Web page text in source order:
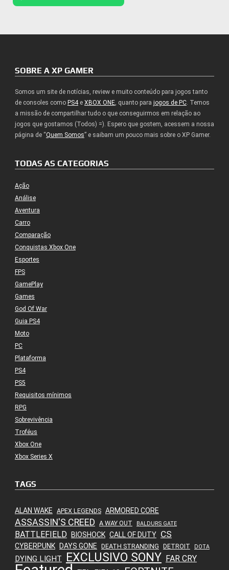
SOBRE A XP GAMER
Somos um site de notícias, review e muito conteúdo para jogos tanto
de consoles como PS4e XBOX ONE, quanto para jogos de PC. Temos
a missão de compartilhar tudo o que conseguirmos em relação ao
jogos que gostamos (Todos) =). Espero que gostem, acessem a nossa
página de “Quem Somos” e saibam um pouco mais sobre o XP Gamer.
TODAS AS CATEGORIAS
Ação
Análise
Aventura
Carro
Comparação
Conquistas Xbox One
Esportes
FPS
GamePlay
Games
God Of War
Guia PS4
Moto
PC
Plataforma
PS4
PS5
Requisitos mínimos
RPG
Sobrevivência
Troféus
Xbox One
Xbox Series X
TAGS
ALAN WAKE APEX LEGENDS ARMORED CORE
ASSASSIN'S CREED A WAY OUT BALDURS GATE
BATTLEFIELD BIOSHOCK CALL OF DUTY CS
CYBERPUNK DAYS GONE DEATH STRANDING DETROIT DOTA
DYING LIGHT EXCLUSIVO SONY FAR CRY